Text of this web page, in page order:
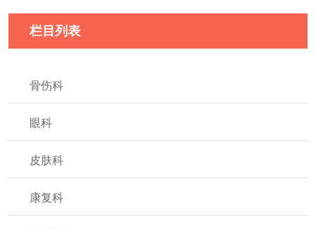
栏目列表
骨伤科
眼科
皮肤科
康复科